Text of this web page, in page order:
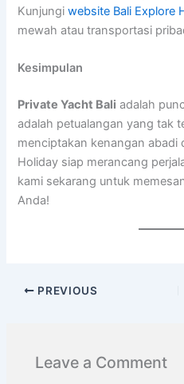
Kunjungiwebsite Bali Explore
mewah atau transportasi
Kesimpulan
Private Yacht Bali adalah
adalah petualangan yang tak
menciptakan kenangan abadi
Holiday siap merancang
kami sekarang untuk
Anda!
PREVIOUS
Leave a Comment